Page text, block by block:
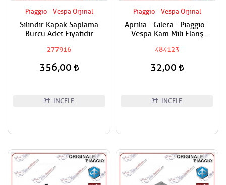
Piaggio - Vespa Orjinal
Silindir Kapak Saplama
Burcu Adet Fiyatıdır
277916
356,00
İNCELE
Piaggio - Vespa Orjinal
Aprilia - Gilera - Piaggio -
Vespa Kam Mili Flanş
484123
32,00
İNCELE